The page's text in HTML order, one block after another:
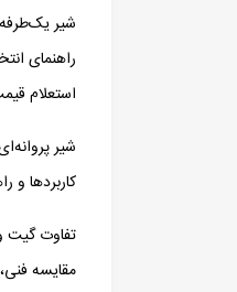
راهنمای
استعلام
شیر
کاربردها و
تفاوت گیت
مقایسه